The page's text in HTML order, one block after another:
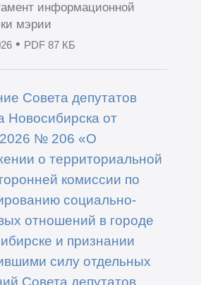
информационной
мэрии
• PDF 87 КБ
Совета депутатов
Новосибирска от
№ 206 «О
о территориальной
комиссии по
социально-
отношений в городе
и признании
силу отдельных
Совета депутатов